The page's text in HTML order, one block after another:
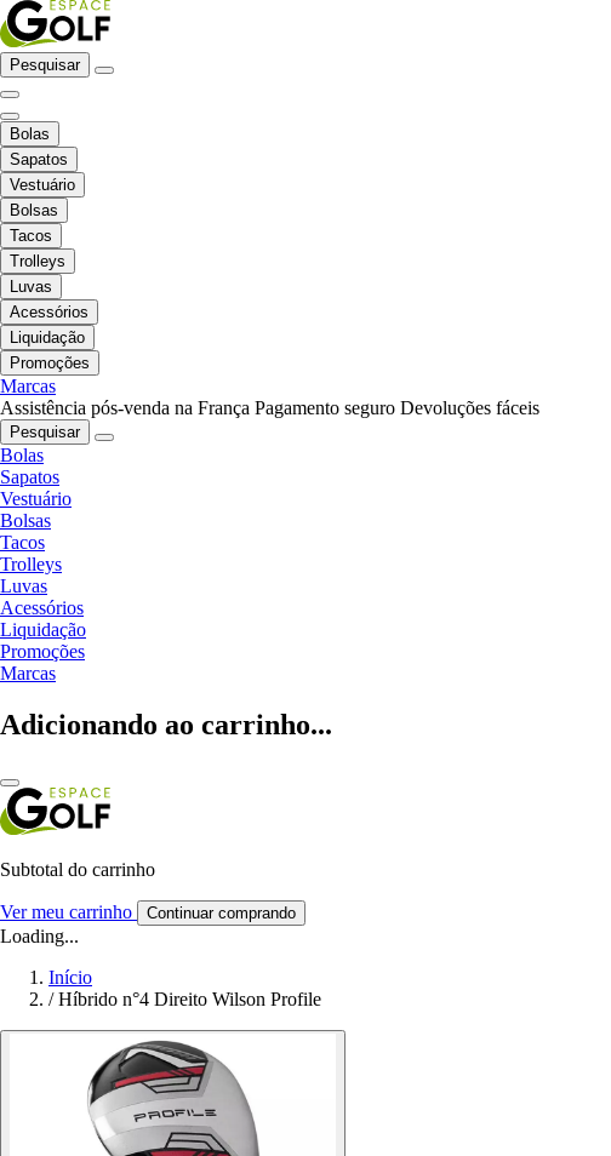
Pesquisar
Bolas
Sapatos
Vestuário
Bolsas
Tacos
Trolleys
Luvas
Acessórios
Liquidação
Promoções
Marcas
Assistência pós-venda na França Pagamento seguro Devoluções fáceis
Pesquisar
Bolas
Sapatos
Vestuário
Bolsas
Tacos
Trolleys
Luvas
Acessórios
Liquidação
Promoções
Marcas
Adicionando ao carrinho...
Subtotal do carrinho
Ver meu carrinho Continuar comprando
Loading...
Início
/ Híbrido n°4 Direito Wilson Profile